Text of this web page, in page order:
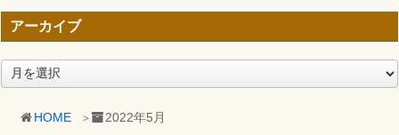
HOME 2022年5月
アーカイブ
ア
ー